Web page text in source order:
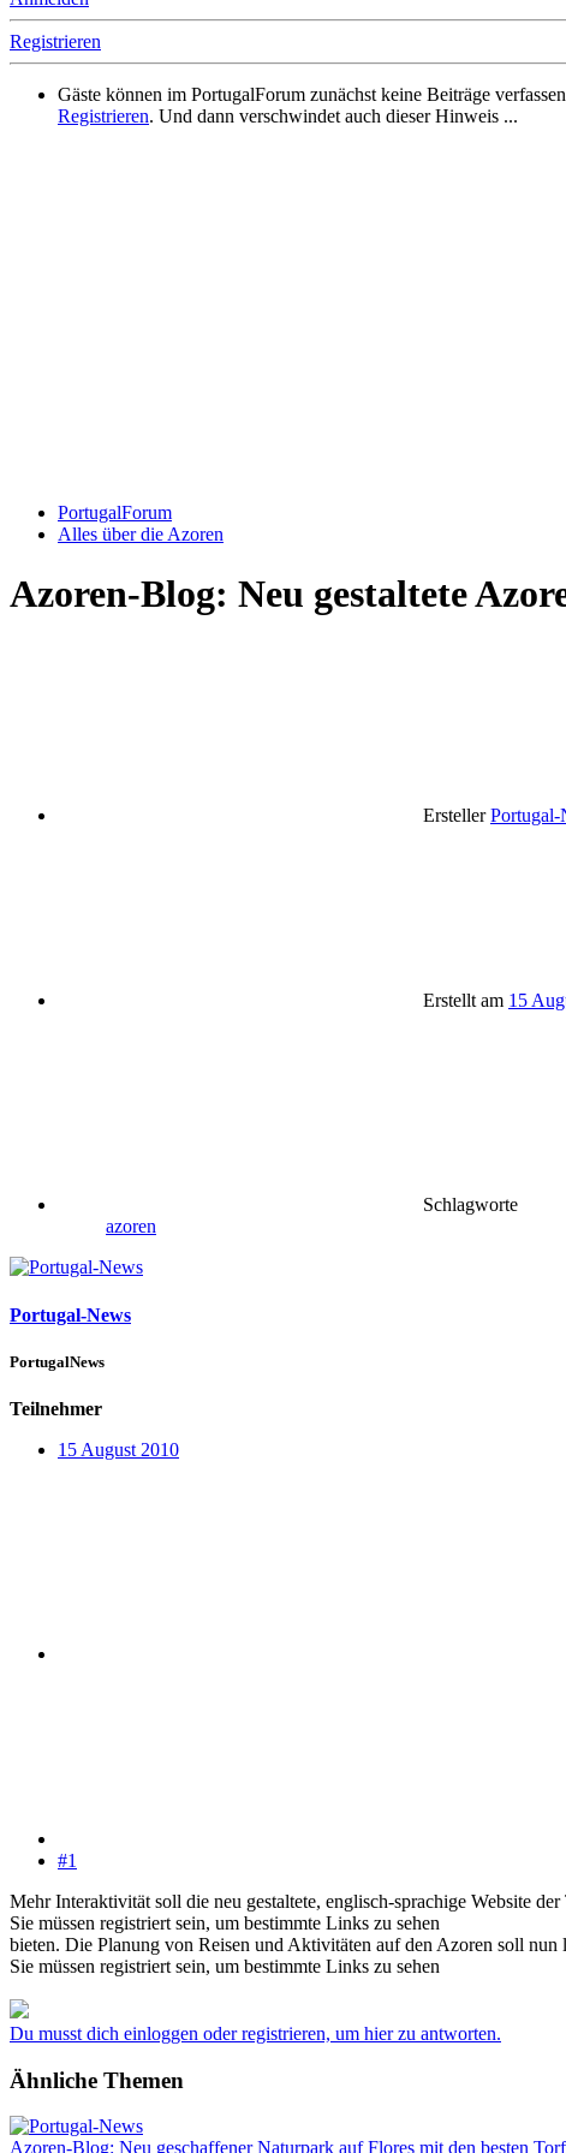
Registrieren
Gäste können im PortugalForum zunächst keine Beiträge
Registrieren. Und dann verschwindet auch dieser Hinweis ...
PortugalForum
Alles über die Azoren
Azoren-Blog: Neu gestaltete
Ersteller Portugal-
Erstellt am 15
Schlagworte
azoren
Portugal-News
PortugalNews
Teilnehmer
15 August 2010
#1
Mehr Interaktivität soll die neu gestaltete, englisch-sprachige Website
Sie müssen registriert sein, um bestimmte Links zu sehen
bieten. Die Planung von Reisen und Aktivitäten auf den Azoren soll
Sie müssen registriert sein, um bestimmte Links zu sehen
Du musst dich einloggen oder registrieren, um hier zu antworten.
Ähnliche Themen
Azoren-Blog: Neu geschaffener Naturpark auf Flores mit den besten